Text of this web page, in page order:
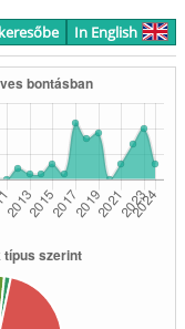
In English